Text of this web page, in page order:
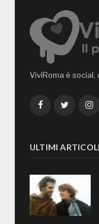
ViviRoma è
FacebookTwitter
ULTIMI ARTICOLI